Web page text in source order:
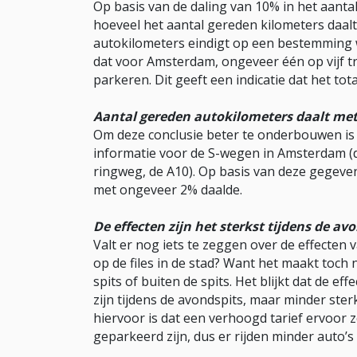
Op basis van de daling van 10% in het
hoeveel het aantal gereden kilometers
autokilometers eindigt op een
dat voor Amsterdam, ongeveer één op vijf
parkeren. Dit geeft een indicatie dat het
Aantal gereden autokilometers daalt
Om deze conclusie beter te onderbouwen
informatie voor de S-wegen in Amsterdam
ringweg, de A10). Op basis van deze
met ongeveer 2% daalde.
De effecten zijn het sterkst tijdens de
Valt er nog iets te zeggen over de
op de files in de stad? Want het maakt
spits of buiten de spits. Het blijkt dat de
zijn tijdens de avondspits, maar minder
hiervoor is dat een verhoogd tarief ervoor
geparkeerd zijn, dus er rijden minder